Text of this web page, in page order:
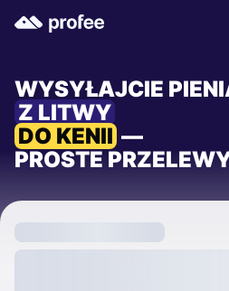
WYSYŁAJCIE
Z LITWY
DO KENII —
PROSTE